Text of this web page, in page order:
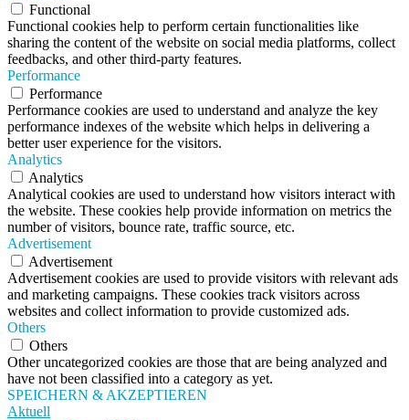
Functional
Functional cookies help to perform certain functionalities like
sharing the content of the website on social media platforms, collect
feedbacks, and other third-party features.
Performance
Performance
Performance cookies are used to understand and analyze the key
performance indexes of the website which helps in delivering a
better user experience for the visitors.
Analytics
Analytics
Analytical cookies are used to understand how visitors interact with
the website. These cookies help provide information on metrics the
number of visitors, bounce rate, traffic source, etc.
Advertisement
Advertisement
Advertisement cookies are used to provide visitors with relevant ads
and marketing campaigns. These cookies track visitors across
websites and collect information to provide customized ads.
Others
Others
Other uncategorized cookies are those that are being analyzed and
have not been classified into a category as yet.
SPEICHERN & AKZEPTIEREN
Aktuell